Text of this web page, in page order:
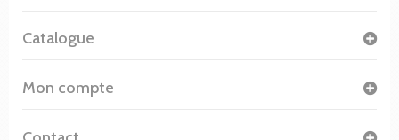
Catalogue
Mon compte